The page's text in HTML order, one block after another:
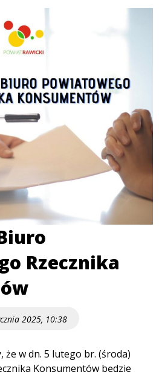
Rzecznika
2025, 10:38
w dn. 5 lutego br. (środa)
Konsumentów będzie